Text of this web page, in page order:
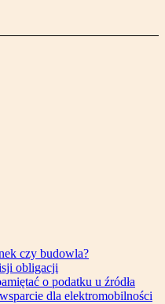
czy budowla?
obligacji
o podatku u źródła
dla elektromobilności